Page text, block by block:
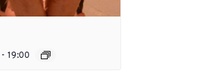
- 19:00